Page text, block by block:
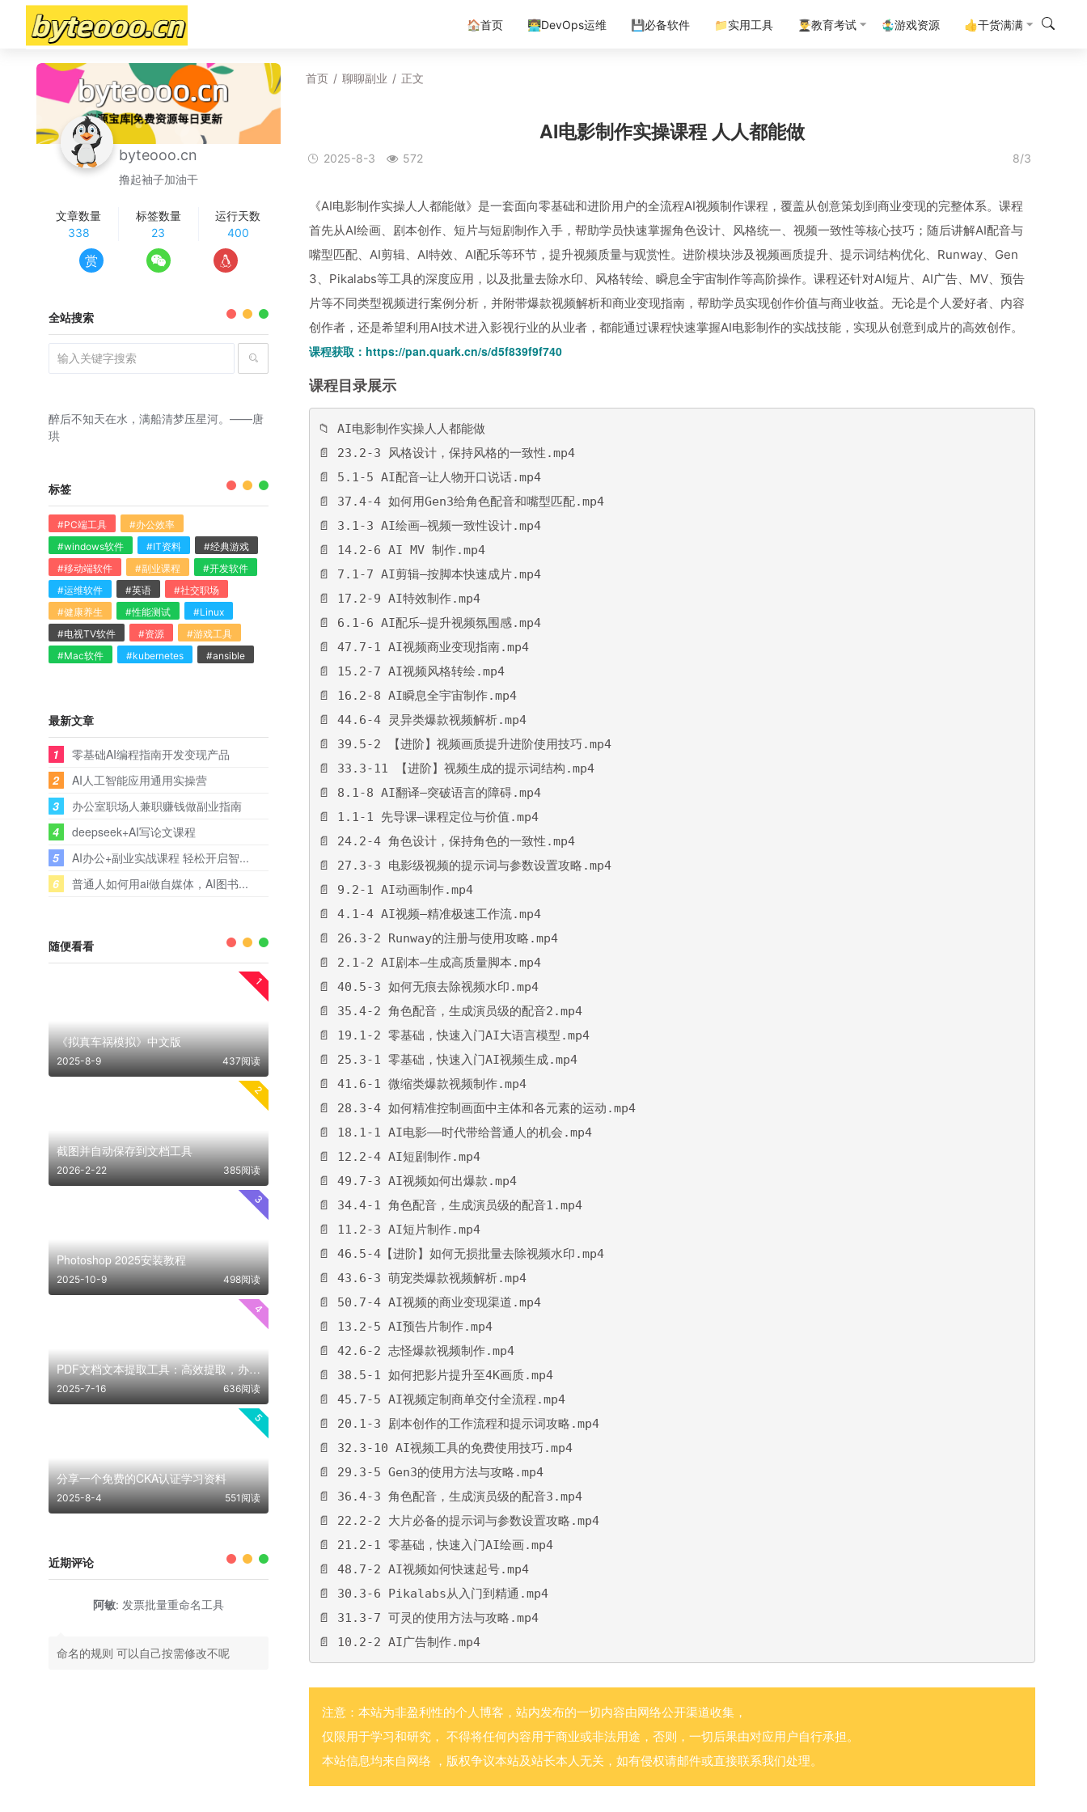
🏠首页 👨‍💻DevOps运维 💾必备软件 📁实用工具 👨‍🎓教育考试 🤹‍♂️游戏资源 👍干货满满
首页 / 聊聊副业 / 正文
AI电影制作实操课程 人人都能做
2025-8-3 572 8/3
《AI电影制作实操人人都能做》是一套面向零基础和进阶用户的全流程AI视频制作课程，覆盖从创意策划到商业变现的完整体系。课程
首先从AI绘画、剧本创作、短片与短剧制作入手，帮助学员快速掌握角色设计、风格统一、视频一致性等核心技巧；随后讲解AI配音与
嘴型匹配、AI剪辑、AI特效、AI配乐等环节，提升视频质量与观赏性。进阶模块涉及视频画质提升、提示词结构优化、Runway、Gen
3、Pikalabs等工具的深度应用，以及批量去除水印、风格转绘、瞬息全宇宙制作等高阶操作。课程还针对AI短片、AI广告、MV、预告
片等不同类型视频进行案例分析，并附带爆款视频解析和商业变现指南，帮助学员实现创作价值与商业收益。无论是个人爱好者、内容
创作者，还是希望利用AI技术进入影视行业的从业者，都能通过课程快速掌握AI电影制作的实战技能，实现从创意到成片的高效创作。
课程获取： https://pan.quark.cn/s/d5f839f9f740
课程目录展示
📁 AI电影制作实操人人都能做
📄 23.2-3 风格设计，保持风格的一致性.mp4
📄 5.1-5 AI配音—让人物开口说话.mp4
📄 37.4-4 如何用Gen3给角色配音和嘴型匹配.mp4
📄 3.1-3 AI绘画—视频一致性设计.mp4
📄 14.2-6 AI MV 制作.mp4
📄 7.1-7 AI剪辑—按脚本快速成片.mp4
📄 17.2-9 AI特效制作.mp4
📄 6.1-6 AI配乐—提升视频氛围感.mp4
📄 47.7-1 AI视频商业变现指南.mp4
📄 15.2-7 AI视频风格转绘.mp4
📄 16.2-8 AI瞬息全宇宙制作.mp4
📄 44.6-4 灵异类爆款视频解析.mp4
📄 39.5-2 【进阶】视频画质提升进阶使用技巧.mp4
📄 33.3-11 【进阶】视频生成的提示词结构.mp4
📄 8.1-8 AI翻译—突破语言的障碍.mp4
📄 1.1-1 先导课—课程定位与价值.mp4
📄 24.2-4 角色设计，保持角色的一致性.mp4
📄 27.3-3 电影级视频的提示词与参数设置攻略.mp4
📄 9.2-1 AI动画制作.mp4
📄 4.1-4 AI视频—精准极速工作流.mp4
📄 26.3-2 Runway的注册与使用攻略.mp4
📄 2.1-2 AI剧本—生成高质量脚本.mp4
📄 40.5-3 如何无痕去除视频水印.mp4
📄 35.4-2 角色配音，生成演员级的配音2.mp4
📄 19.1-2 零基础，快速入门AI大语言模型.mp4
📄 25.3-1 零基础，快速入门AI视频生成.mp4
📄 41.6-1 微缩类爆款视频制作.mp4
📄 28.3-4 如何精准控制画面中主体和各元素的运动.mp4
📄 18.1-1 AI电影——时代带给普通人的机会.mp4
📄 12.2-4 AI短剧制作.mp4
📄 49.7-3 AI视频如何出爆款.mp4
📄 34.4-1 角色配音，生成演员级的配音1.mp4
📄 11.2-3 AI短片制作.mp4
📄 46.5-4【进阶】如何无损批量去除视频水印.mp4
📄 43.6-3 萌宠类爆款视频解析.mp4
📄 50.7-4 AI视频的商业变现渠道.mp4
📄 13.2-5 AI预告片制作.mp4
📄 42.6-2 志怪爆款视频制作.mp4
📄 38.5-1 如何把影片提升至4K画质.mp4
📄 45.7-5 AI视频定制商单交付全流程.mp4
📄 20.1-3 剧本创作的工作流程和提示词攻略.mp4
📄 32.3-10 AI视频工具的免费使用技巧.mp4
📄 29.3-5 Gen3的使用方法与攻略.mp4
📄 36.4-3 角色配音，生成演员级的配音3.mp4
📄 22.2-2 大片必备的提示词与参数设置攻略.mp4
📄 21.2-1 零基础，快速入门AI绘画.mp4
📄 48.7-2 AI视频如何快速起号.mp4
📄 30.3-6 Pikalabs从入门到精通.mp4
📄 31.3-7 可灵的使用方法与攻略.mp4
📄 10.2-2 AI广告制作.mp4
注意：本站为非盈利性的个人博客，站内发布的一切内容由网络公开渠道收集，
仅限用于学习和研究， 不得将任何内容用于商业或非法用途，否则，一切后果由对应用户自行承担。
本站信息均来自网络 ，版权争议本站及站长本人无关，如有侵权请邮件或直接联系我们处理。
byteooo.cn
撸起袖子加油干
文章数量
338
标签数量
23
运行天数
400
赏
全站搜索
醉后不知天在水，满船清梦压星河。——唐
珙
标签
#PC端工具
#办公效率
#windows软件
#IT资料
#经典游戏
#移动端软件
#副业课程
#开发软件
#运维软件
#英语
#社交职场
#健康养生
#性能测试
#Linux
#电视TV软件
#资源
#游戏工具
#Mac软件
#kubernetes #ansible
最新文章
1
零基础AI编程指南开发变现产品
2
AI人工智能应用通用实操营
3
办公室职场人兼职赚钱做副业指南
4
deepseek+AI写论文课程
5
AI办公+副业实战课程 轻松开启智...
6
普通人如何用ai做自媒体，AI图书...
随便看看
1
《拟真车祸模拟》中文版
2025-8-9 437阅读
2
截图并自动保存到文档工具
2026-2-22 385阅读
3
Photoshop 2025安装教程
2025-10-9 498阅读
4
PDF文档文本提取工具：高效提取，办公更轻松！
2025-7-16 636阅读
5
分享一个免费的CKA认证学习资料
2025-8-4 551阅读
近期评论
阿敏: 发票批量重命名工具
命名的规则 可以自己按需修改不呢